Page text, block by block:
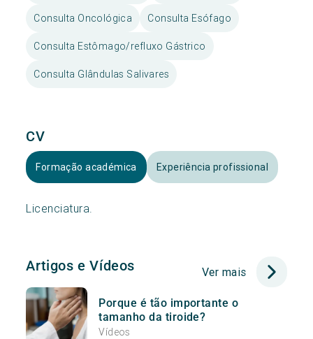
Consulta Oncológica Consulta Esófago
Consulta Estômago/refluxo Gástrico
Consulta Glândulas Salivares
CV
Formação académica Experiência profissional
Licenciatura.
Artigos e Vídeos Ver mais
Porque é tão importante o
tamanho da tiroide?
Vídeos